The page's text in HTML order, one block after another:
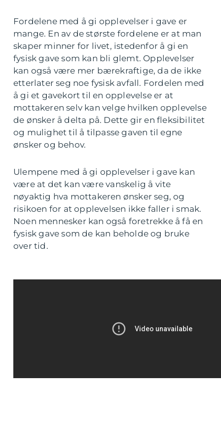
Fordelene med å gi opplevelser i gave er
mange. En av de største fordelene er at man
skaper minner for livet, istedenfor å gi en
fysisk gave som kan bli glemt. Opplevelser
kan også være mer bærekraftige, da de ikke
etterlater seg noe fysisk avfall. Fordelen med
å gi et gavekort til en opplevelse er at
mottakeren selv kan velge hvilken opplevelse
de ønsker å delta på. Dette gir en fleksibilitet
og mulighet til å tilpasse gaven til egne
ønsker og behov.
Ulempene med å gi opplevelser i gave kan
være at det kan være vanskelig å vite
nøyaktig hva mottakeren ønsker seg, og
risikoen for at opplevelsen ikke faller i smak.
Noen mennesker kan også foretrekke å få en
fysisk gave som de kan beholde og bruke
over tid.